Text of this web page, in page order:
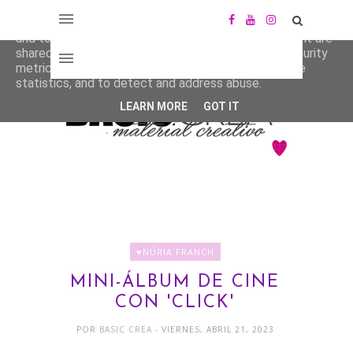
♥NÚRIA FRANCH
MINI-ÁLBUM DE CINE
CON 'CLICK'
POR BASIC CREA - VIERNES, ABRIL 21, 2023
This site uses cookies from Google to deliver its services
and to analyze traffic. Your IP address and user-agent are
shared with Google along with performance and security
metrics to ensure quality of service, generate usage
statistics, and to detect and address abuse.
LEARN MORE GOT IT